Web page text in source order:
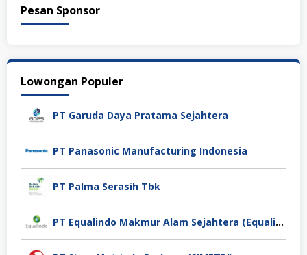
Pesan Sponsor
Lowongan Populer
PT Garuda Daya Pratama Sejahtera
PT Panasonic Manufacturing Indonesia
PT Palma Serasih Tbk
PT Equalindo Makmur Alam Sejahtera (Equalindo Group)